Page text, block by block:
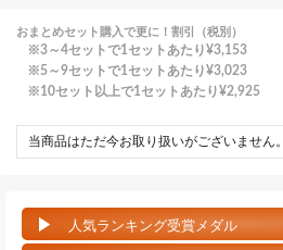
おまとめセット購入で更に！割引（税別）
3～4セットで1セットあたり¥3,153
5～9セットで1セットあたり¥3,023
10セット以上で1セットあたり¥2,925
当商品はただ今お取り扱いがございません。
人気ランキング受賞メダル